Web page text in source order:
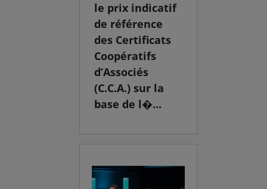
le prix indicatif
de référence
des Certificats
Coopératifs
d’Associés
(C.C.A.) sur la
base de l�...